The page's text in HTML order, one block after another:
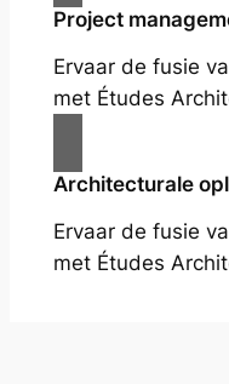
Project
Ervaar de fusie
met Études
Architecturale
Ervaar de fusie
met Études